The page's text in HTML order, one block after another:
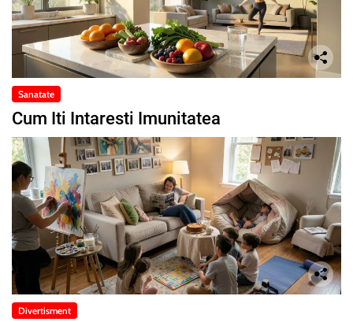
Sanatate
Cum Iti Intaresti Imunitatea
Divertisment